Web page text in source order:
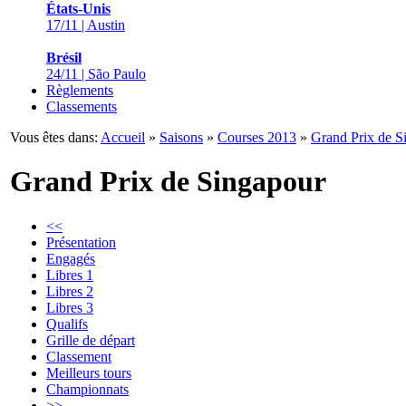
États-Unis
17/11 | Austin
Brésil
24/11 | São Paulo
Règlements
Classements
Vous êtes dans: Accueil » Saisons » Courses 2013 » Grand Prix de
Grand Prix de Singapour
<<
Présentation
Engagés
Libres 1
Libres 2
Libres 3
Qualifs
Grille de départ
Classement
Meilleurs tours
Championnats